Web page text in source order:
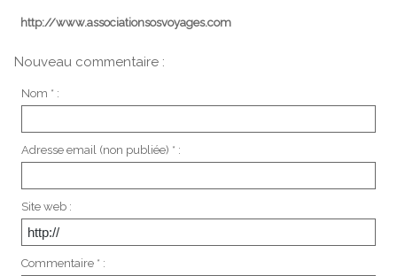
http://www.associationsosvoyages.com
Nouveau commentaire :
Nom * :
Adresse email (non publiée) * :
Site web :
Commentaire * :